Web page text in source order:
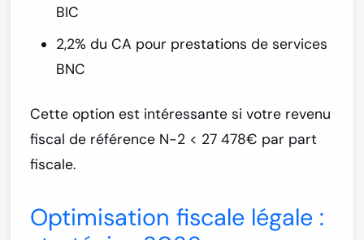
BIC
2,2% du CA pour prestations de services
BNC
Cette option est intéressante si votre revenu
fiscal de référence N-2 < 27 478€ par part
fiscale.
Optimisation fiscale légale :